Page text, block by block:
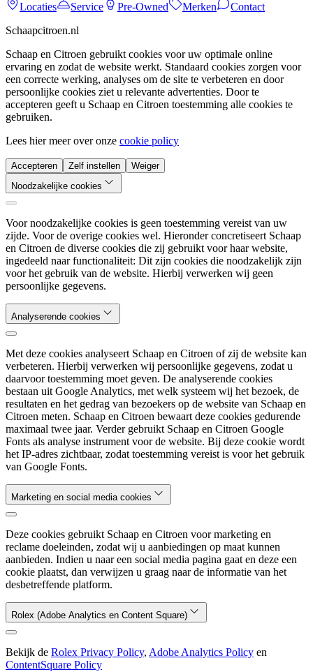
Locaties Service Pre-Owned Merken
Contact
Schaapcitroen.nl
Schaap en Citroen gebruikt cookies voor uw optimale online
ervaring en zodat de website werkt. Standaard cookies zorgen voor
een correcte werking, analyses om de site te verbeteren en door
persoonlijke cookies ziet u relevante advertenties. Door te
accepteren geeft u Schaap en Citroen toestemming alle cookies te
gebruiken.
Lees hier meer over onze cookie policy
Accepteren Zelf instellen
Weiger
Noodzakelijke cookies
Voor noodzakelijke cookies is geen toestemming vereist van uw
zijde. Voor de overige cookies wel. Hieronder concretiseert Schaap
en Citroen de diverse cookies die zij gebruikt voor haar website,
ingedeeld naar functionaliteit: Dit zijn cookies die noodzakelijk zijn
voor het gebruik van de website. Hierbij verwerken wij geen
persoonlijke gegevens.
Analyserende cookies
Met deze cookies analyseert Schaap en Citroen of zij de website kan
verbeteren. Hierbij verwerken wij persoonlijke gegevens, zodat u
daarvoor toestemming moet geven. De analyserende cookies
bestaan uit Google Analytics, met welk systeem wij het bezoek, de
resultaten en het gedrag van bezoekers op de website van Schaap en
Citroen meten. Schaap en Citroen bewaart deze cookies gedurende
maximaal twee jaar. Verder gebruikt Schaap en Citroen Google
Fonts als analyse instrument voor de website. Bij deze cookie wordt
het IP-adres zichtbaar, zodat toestemming vereist is voor het gebruik
van Google Fonts.
Marketing en social media cookies
Deze cookies gebruikt Schaap en Citroen voor marketing en
reclame doeleinden, zodat wij u aanbiedingen op maat kunnen
aanbieden. Indien u naar een social media pagina gaat en deze een
cookie plaatst, dan verwijzen u graag naar de informatie van het
desbetreffende platform.
Rolex (Adobe Analytics en Content Square)
Bekijk de Rolex Privacy Policy, Adobe Analytics Policy en
ContentSquare Policy